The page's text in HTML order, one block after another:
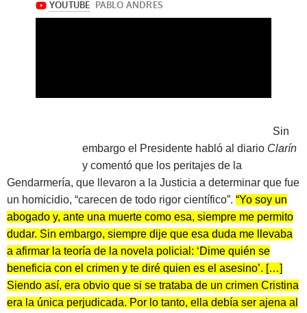
Sin
embargo el Presidente habló al diario Clarín
y comentó que los peritajes de la
Gendarmería, que llevaron a la Justicia a determinar que fue
un homicidio, “carecen de todo rigor científico”. “Yo soy un
abogado y, ante una muerte como esa, siempre me permito
dudar. Sin embargo, siempre dije que esa duda me llevaba
a afirmar la teoría de la novela policial: ‘Dime quién se
beneficia con el crimen y te diré quien es el asesino’. […]
Siendo así, era obvio que si se trataba de un crimen Cristina
era la única perjudicada. Por lo tanto, ella debía ser ajena al